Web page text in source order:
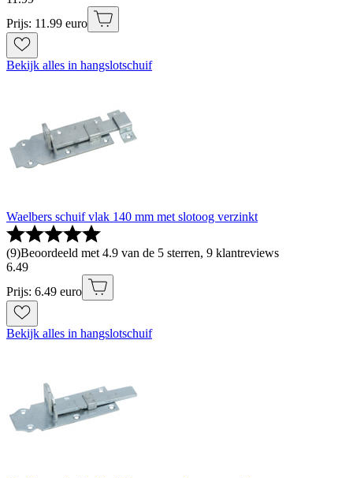
Prijs: 11.99 euro
Bekijk alles in hangslotschuif
Waelbers schuif vlak 140 mm met slotoog verzinkt
(9)Beoordeeld met 4.9 van de 5 sterren, 9 klantreviews
6.49
Prijs: 6.49 euro
Bekijk alles in hangslotschuif